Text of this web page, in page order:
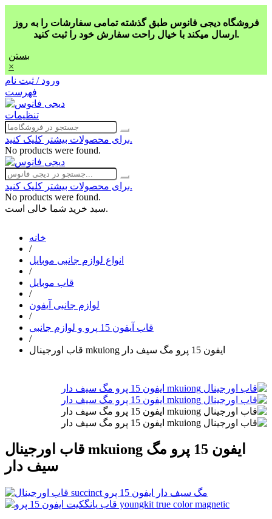
فروشگاه دیجی فانوس طبق گذشته تمامی سفارشات را به روز
ارسال میکند با خیال راحت سفارش خود را ثبت کنید.
بستن
×
ورود / ثبت نام
فهرست
تنظیمات
برای محصولات بیشتر کلیک کنید.
No products were found.
برای محصولات بیشتر کلیک کنید.
No products were found.
سبد خرید شما خالی است.
خانه
/
انواع لوازم جانبی موبایل
/
قاب موبایل
/
لوازم جانبی آیفون
/
قاب آیفون 15 پرو و لوازم جانبی
/
قاب اورجینال mkuiong ایفون 15 پرو مگ سیف دار
قاب اورجینال mkuiong ایفون 15 پرو مگ
سیف دار